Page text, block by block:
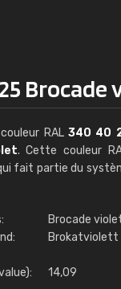
Brocade
RAL 340 40
. Cette couleur
fait partie du
Brocade
Brokatviolett
14,09